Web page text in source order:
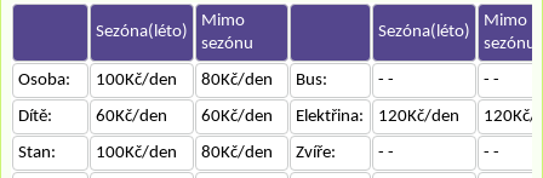
Sezóna(léto)
Mimo
sezónu
Sezóna(léto)
Mimo
sezónu
Osoba:
100Kč/den 80Kč/den Bus: - -
- -
Dítě:
60Kč/den 60Kč/den Elektřina: 120Kč/den
120Kč/
Stan:
100Kč/den 80Kč/den Zvíře: - -
- -